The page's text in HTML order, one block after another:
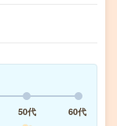
50代
60代